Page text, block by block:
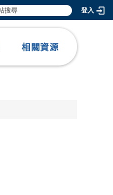
登入
相關資源